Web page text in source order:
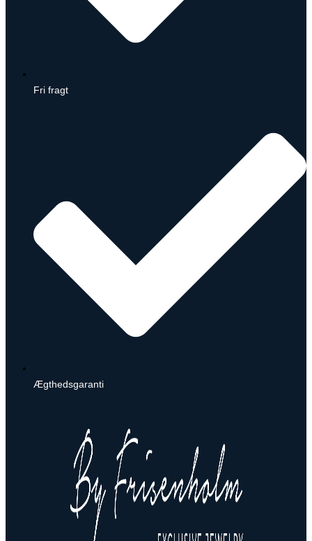
Fri fragt
Ægthedsgaranti